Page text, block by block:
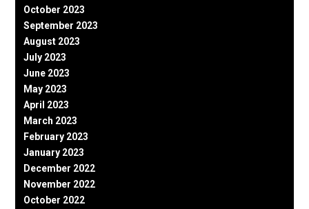
October 2023
September 2023
August 2023
July 2023
June 2023
May 2023
April 2023
March 2023
February 2023
January 2023
December 2022
November 2022
October 2022